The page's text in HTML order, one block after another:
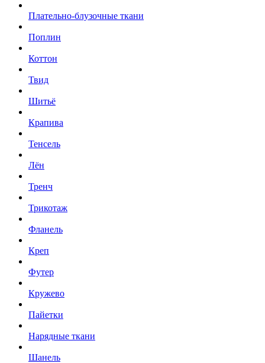
Плательно-блузочные ткани
Поплин
Коттон
Твид
Шитьё
Крапива
Тенсель
Лён
Тренч
Трикотаж
Фланель
Креп
Футер
Кружево
Пайетки
Нарядные ткани
Шанель